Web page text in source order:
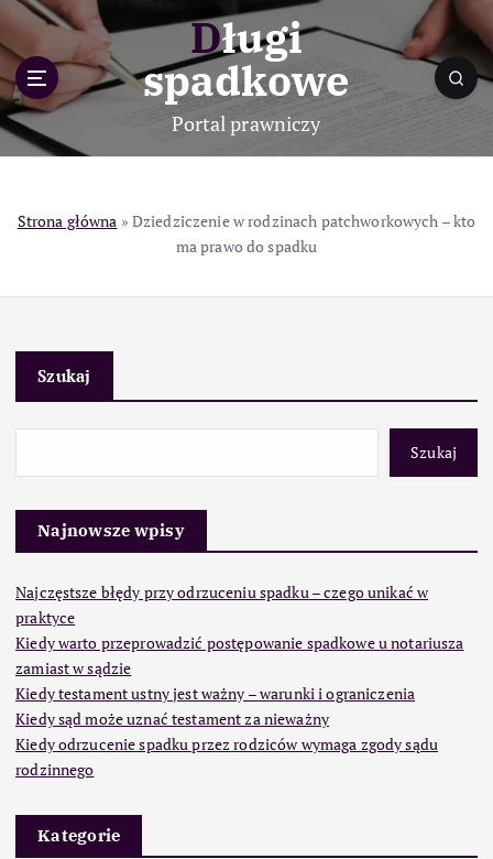
p
o
c
Długi
spadkowe
Portal prawniczy
Strona główna » Dziedziczenie w rodzinach patchworkowych – kto
ma prawo do spadku
Szukaj
Szukaj
Najnowsze wpisy
Najczęstsze błędy przy odrzuceniu spadku – czego unikać w
praktyce
Kiedy warto przeprowadzić postępowanie spadkowe u notariusza
zamiast w sądzie
Kiedy testament ustny jest ważny – warunki i ograniczenia
Kiedy sąd może uznać testament za nieważny
Kiedy odrzucenie spadku przez rodziców wymaga zgody sądu
rodzinnego
Kategorie